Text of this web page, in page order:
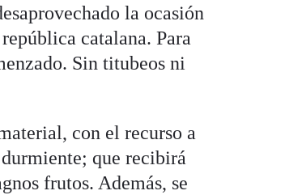
la ocasión
catalana. Para
Sin titubeos ni
con el recurso a
que recibirá
frutos. Además, se